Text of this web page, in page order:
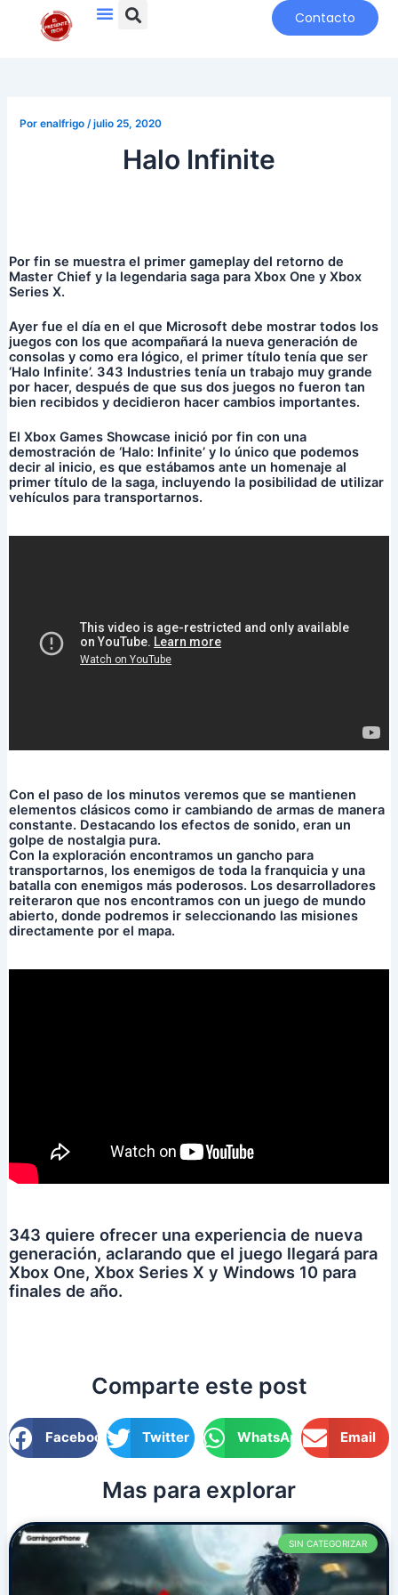
MenuSearch Contacto
Porenalfrigo/julio 25, 2020
Halo Infinite
Por fin se muestra el primer gameplay del retorno de
Master Chief y la legendaria saga para Xbox One y Xbox
Series X.
Ayer fue el día en el que Microsoft debe mostrar todos los
juegos con los que acompañará la nueva generación de
consolas y como era lógico, el primer título tenía que ser
‘Halo Infinite’. 343 Industries tenía un trabajo muy grande
por hacer, después de que sus dos juegos no fueron tan
bien recibidos y decidieron hacer cambios importantes.
El Xbox Games Showcase inició por fin con una
demostración de ‘Halo: Infinite’ y lo único que podemos
decir al inicio, es que estábamos ante un homenaje al
primer título de la saga, incluyendo la posibilidad de utilizar
vehículos para transportarnos.
Con el paso de los minutos veremos que se mantienen
elementos clásicos como ir cambiando de armas de manera
constante. Destacando los efectos de sonido, eran un
golpe de nostalgia pura.
Con la exploración encontramos un gancho para
transportarnos, los enemigos de toda la franquicia y una
batalla con enemigos más poderosos. Los desarrolladores
reiteraron que nos encontramos con un juego de mundo
abierto, donde podremos ir seleccionando las misiones
directamente por el mapa.
343 quiere ofrecer una experiencia de nueva
generación, aclarando que el juego llegará para
Xbox One, Xbox Series X y Windows 10 para
finales de año.
Comparte este post
Facebook Twitter WhatsApp Email
Mas para explorar
SIN CATEGORIZAR
P
a
g
P
a
a
g
g
Navegación